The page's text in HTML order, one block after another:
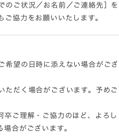
ご状況／お名前／ご連絡先］
協力をお願いいたします。
望の日時に添えない場合がご
だく場合がございます。予めご
ご理解・ご協力のほど、よろし
合がございます。